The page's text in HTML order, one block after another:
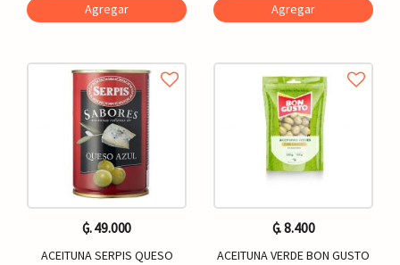
Agregar Agregar
₲. 49.000
ACEITUNA SERPIS QUESO
₲. 8.400
ACEITUNA VERDE BON GUSTO